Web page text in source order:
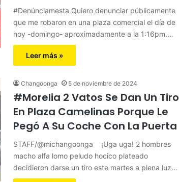
#Denúnciamesta Quiero denunciar públicamente
que me robaron en una plaza comercial el día de
hoy -domingo- aproximadamente a la 1:16pm.…
Leer más »
Changoonga 5 de noviembre de 2024
#Morelia 2 Vatos Se Dan Un Tiro
En Plaza Camelinas Porque Le
Pegó A Su Coche Con La Puerta
STAFF/@michangoonga ¡Uga uga! 2 hombres
macho alfa lomo peludo hocico plateado
decidieron darse un tiro este martes a plena luz…